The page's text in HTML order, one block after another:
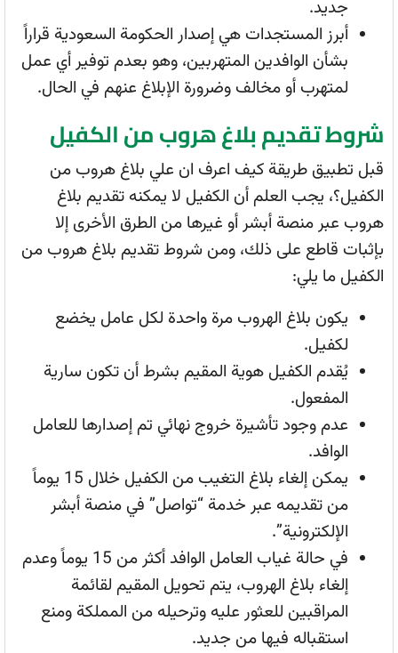
جديد.
أبرز المستجدات هي إصدار الحكومة السعودية قراراً
بشأن الوافدين المتهربين، وهو بعدم توفير أي عمل
لمتهرب أو مخالف وضرورة الإبلاغ عنهم في الحال.
شروط تقديم بلاغ هروب من الكفيل
قبل تطبيق طريقة كيف اعرف ان علي بلاغ هروب من
الكفيل؟، يجب العلم أن الكفيل لا يمكنه تقديم بلاغ
هروب عبر منصة أبشر أو غيرها من الطرق الأخرى إلا
بإثبات قاطع على ذلك، ومن شروط تقديم بلاغ هروب من
الكفيل ما يلي:
يكون بلاغ الهروب مرة واحدة لكل عامل يخضع
لكفيل.
يُقدم الكفيل هوية المقيم بشرط أن تكون سارية
المفعول.
عدم وجود تأشيرة خروج نهائي تم إصدارها للعامل
الوافد.
يمكن إلغاء بلاغ التغيب من الكفيل خلال 15 يوماً
من تقديمه عبر خدمة “تواصل” في منصة أبشر
الإلكترونية”.
في حالة غياب العامل الوافد أكثر من 15 يوماً وعدم
إلغاء بلاغ الهروب، يتم تحويل المقيم لقائمة
المراقبين للعثور عليه وترحيله من المملكة ومنع
استقباله فيها من جديد.